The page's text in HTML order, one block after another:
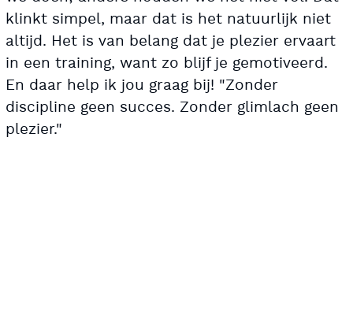
klinkt simpel, maar dat is het natuurlijk niet
altijd. Het is van belang dat je plezier ervaart
in een training, want zo blijf je gemotiveerd.
En daar help ik jou graag bij! "Zonder
discipline geen succes. Zonder glimlach geen
plezier."